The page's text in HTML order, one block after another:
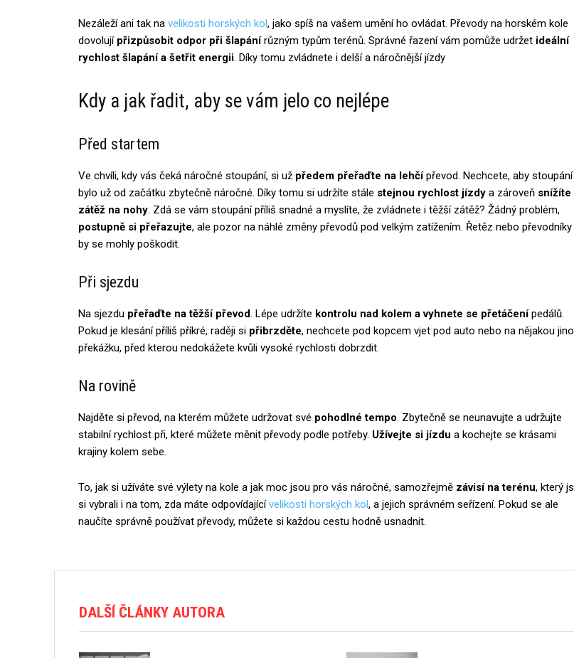
Nezáleží ani tak na velikosti horských kol , jako spíš na vašem umění ho ovládat. Převody na horském kole
dovolují přizpůsobit odpor při šlapánírůzným typům terénů. Správné řazení vám pomůže udržet ideální
rychlost šlapání a šetřit energii. Díky tomu zvládnete i delší a náročnější jízdy
Kdy a jak řadit, aby se vám jelo co nejlépe
Před startem
Ve chvíli, kdy vás čeká náročné stoupání, si už předem přeřaďte na lehčípřevod. Nechcete, aby stoupání
bylo už od začátku zbytečně náročné. Díky tomu si udržíte stále stejnou rychlost jízdy a zároveň snížíte
zátěž na nohy. Zdá se vám stoupání příliš snadné a myslíte, že zvládnete i těžší zátěž? Žádný problém,
postupně si přeřazujte, ale pozor na náhlé změny převodů pod velkým zatížením. Řetěz nebo převodníky
by se mohly poškodit.
Při sjezdu
Na sjezdu přeřaďte na těžší převod. Lépe udržíte kontrolu nad kolem a vyhnete se přetáčenípedálů.
Pokud je klesání příliš příkré, raději si přibrzděte, nechcete pod kopcem vjet pod auto nebo na nějakou
překážku, před kterou nedokážete kvůli vysoké rychlosti dobrzdit.
Na rovině
Najděte si převod, na kterém můžete udržovat své pohodlné tempo. Zbytečně se neunavujte a udržujte
stabilní rychlost při, které můžete měnit převody podle potřeby. Užívejte si jízdu a kochejte se krásami
krajiny kolem sebe.
To, jak si užíváte své výlety na kole a jak moc jsou pro vás náročné, samozřejmě závisí na terénu, který
si vybrali i na tom, zda máte odpovídajícívelikosti horských kol , a jejich správném seřízení. Pokud se ale
naučíte správně používat převody, můžete si každou cestu hodně usnadnit.
DALŠÍ ČLÁNKY AUTORA